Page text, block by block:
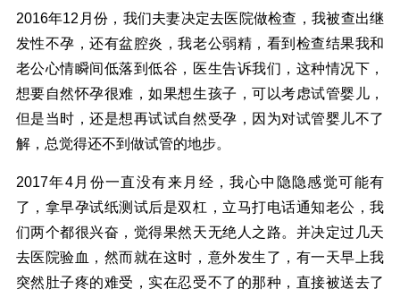
2016年12月份，我们夫妻决定去医院做检查，我被查出继
发性不孕，还有盆腔炎，我老公弱精，看到检查结果我和
老公心情瞬间低落到低谷，医生告诉我们，这种情况下，
想要自然怀孕很难，如果想生孩子，可以考虑试管婴儿，
但是当时，还是想再试试自然受孕，因为对试管婴儿不了
解，总觉得还不到做试管的地步。
2017年4月份一直没有来月经，我心中隐隐感觉可能有
了，拿早孕试纸测试后是双杠，立马打电话通知老公，我
们两个都很兴奋，觉得果然天无绝人之路。并决定过几天
去医院验血，然而就在这时，意外发生了，有一天早上我
突然肚子疼的难受，实在忍受不了的那种，直接被送去了